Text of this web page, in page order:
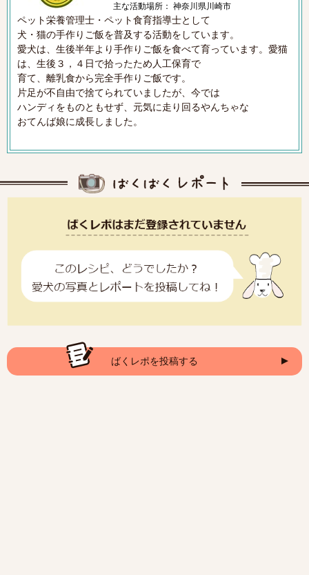
主な活動場所： 神奈川県川崎市
ペット栄養管理士・ペット食育指導士として
犬・猫の手作りご飯を普及する活動をしています。
愛犬は、生後半年より手作りご飯を食べて育っています。愛猫
は、生後３，４日で拾ったため人工保育で
育て、離乳食から完全手作りご飯です。
片足が不自由で捨てられていましたが、今では
ハンディをものともせず、元気に走り回るやんちゃな
おてんば娘に成長しました。
ばくレポを投稿する